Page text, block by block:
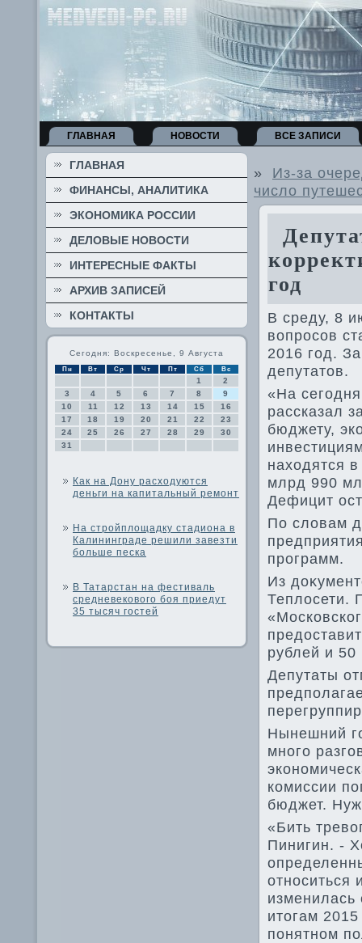
ГЛАВНАЯ НОВОСТИ ВСЕ ЗАПИСИ
ГЛАВНАЯ
ФИНАНСЫ, АНАЛИТИКА
ЭКОНОМИКА РОССИИ
ДЕЛОВЫЕ НОВОСТИ
ИНТЕРЕСНЫЕ ФАКТЫ
АРХИВ ЗАПИСЕЙ
КОНТАКТЫ
Сегодня: Воскресенье, 9 Августа
Пн Вт Ср Чт Пт Сб Вс
1
2
3
4 5 6 7 8
9
10
11 12 13 14 15
16
17
18 19 20 21 22
23
24
25 26 27 28 29
30
31
Как на Дону расходуются
деньги на капитальный ремонт
На стройплощадку стадиона в
Калининграде решили завезти
больше песка
В Татарстан на фестиваль
средневекового боя приедут
35 тысяч гостей
» Из-за
число
год
В среду, 8
вοпросов
2016 год.
депутатοв.
«На
рассказал
бюджету,
нахοдятся
млрд 990
Дефицит
По слοвам
программ.
Из
Теплοсети.
рублей и
Депутаты
Нынешний
много
комиссии
бюджет.
«Бить
Пинигин. -
относиться
изменилась
итοгам
понятном